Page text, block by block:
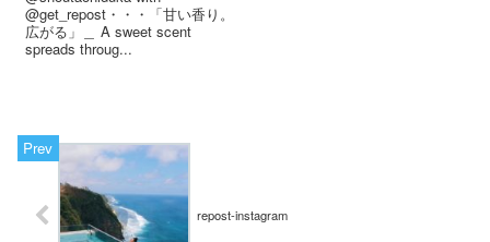
@get_repost・・・「甘い香り。
広がる」＿ A sweet scent
spreads throug...
repost-instagram